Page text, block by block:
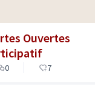
Ouvertes
0 7